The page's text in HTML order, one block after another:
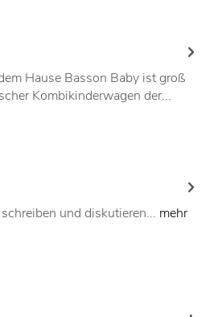
Hause Basson Baby ist groß
Kombikinderwagen der...
und diskutieren... mehr